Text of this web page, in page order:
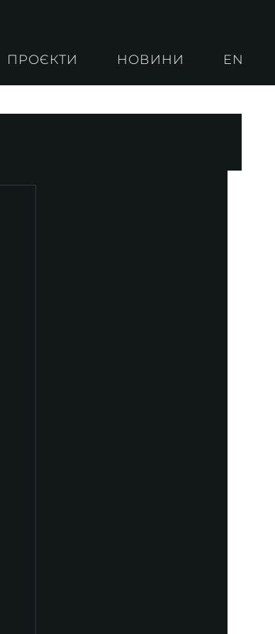
ПРОЄКТИ НОВИНИ EN